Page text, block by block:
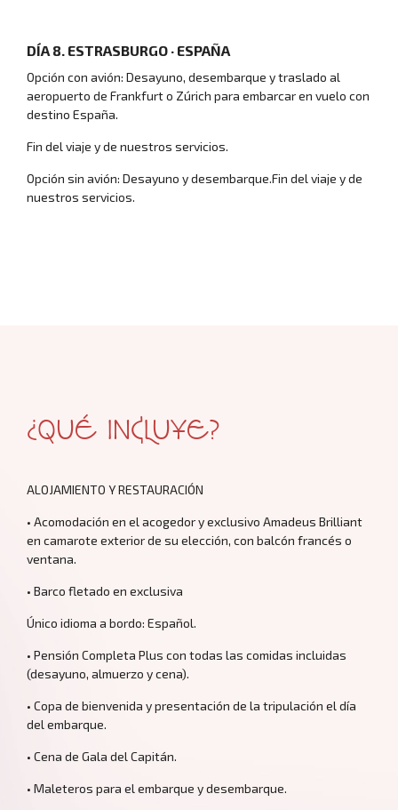
Ofertas de viaje de última hora
Circuitos por Europa
DÍA 8. ESTRASBURGO · ESPAÑA
Opción con avión: Desayuno, desembarque y traslado al
aeropuerto de Frankfurt o Zúrich para embarcar en vuelo con
destino España.
Fin del viaje y de nuestros servicios.
Opción sin avión: Desayuno y desembarque.Fin del viaje y de
nuestros servicios.
¿QUÉ INCLUYE?
ALOJAMIENTO Y RESTAURACIÓN
• Acomodación en el acogedor y exclusivo Amadeus Brilliant
en camarote exterior de su elección, con balcón francés o
ventana.
• Barco fletado en exclusiva
Único idioma a bordo: Español.
• Pensión Completa Plus con todas las comidas incluidas
(desayuno, almuerzo y cena).
• Copa de bienvenida y presentación de la tripulación el día
del embarque.
• Cena de Gala del Capitán.
• Maleteros para el embarque y desembarque.